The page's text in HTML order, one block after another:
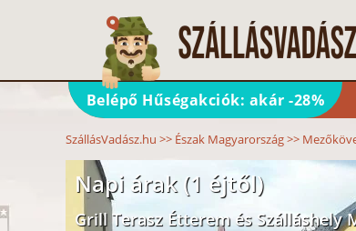
Belépő Hűségakciók: akár -28%
SzállásVadász.hu >> Észak Magyarország>>
Napi árak (1 éjtől)
Grill Terasz Étterem és Szálláshely